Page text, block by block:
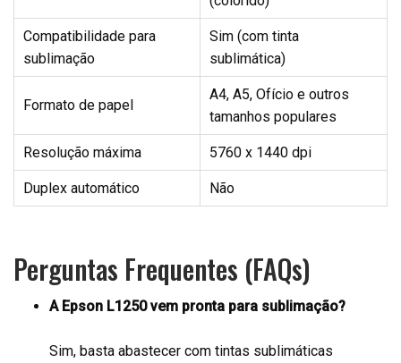
Compatibilidade para
sublimação
Sim (com tinta
sublimática)
Formato de papel
A4, A5, Ofício e outros
tamanhos populares
Resolução máxima 5760 x 1440 dpi
Duplex automático Não
Perguntas Frequentes (FAQs)
A Epson L1250 vem pronta para sublimação?
Sim, basta abastecer com tintas sublimáticas